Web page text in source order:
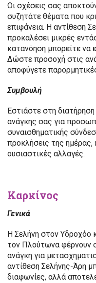
Οι σχέσεις σας
συζητάτε θέματα που
επιφάνεια. Η αντίθεση
προκαλέσει μικρές
κατανόηση μπορείτε να
Δώστε προσοχή στις
αποφύγετε
Συμβουλή
Εστιάστε στη
ανάγκης σας για
συναισθηματικής
προκλήσεις της
ουσιαστικές αλλαγές.
Καρκίνος
Γενικά
Η Σελήνη στον Υδροχόο
τον Πλούτωνα φέρνουν
ανάγκη για
αντίθεση Σελήνης-Άρη
διαφωνίες, αλλά